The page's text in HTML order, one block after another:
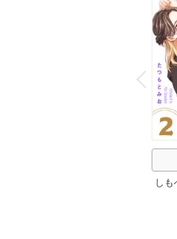
P
r
e
v
i
o
u
し
ろ